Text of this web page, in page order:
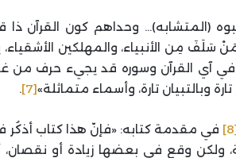
(المتشابه)… وحداهم كون القرآن ذا
مَنْ سَلَفَ مِن الأنبياء، والمهلكين
آي القرآن وسوره قد يجيء حرف من
وبالتبيان تارة، وأسماء متماثلة»[7]
.
في مقدمة كتابه: «فإنّ هذا كتاب أذكُر
ولكن وقع في بعضها زيادة أو نقصان،